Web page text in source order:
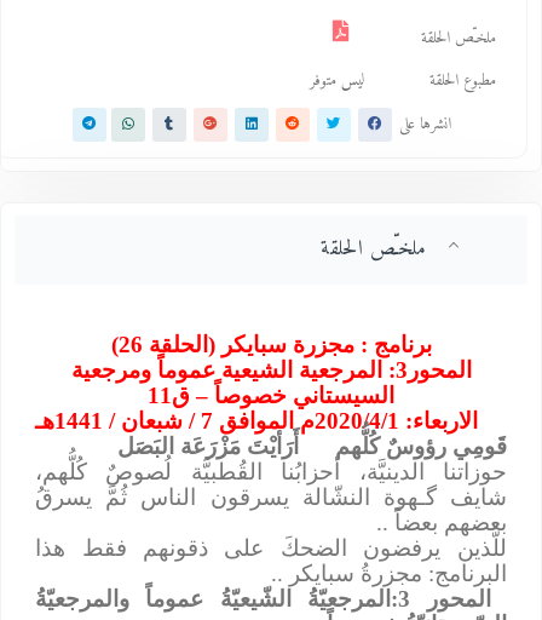
ملخـّص الحلقة
مطبوع الحلقة
ليس متوفر
انشرها على
ملخـّص الحلقة
برنامج : مجزرة سبايكر (الحلقة 26)
المحور3: المرجعية الشيعية عموماً ومرجعية
السيستاني خصوصاً – ق11
الاربعاء: 2020/4/1م الموافق 7 / شبعان / 1441هـ
قَومِي رؤوسٌ كُلُّهم
أَرَأيْتَ مَزْرَعَة البَصَل
حوزاتنا الدينيَّة، أحزابُنا القُطبيَّة لُصوصٌ كُلُّهم،
شايف ﮔـهوة النشّالة يسرقون الناس ثُمَّ يسرقُ
بعضهم بعضاً ..
للَّذين يرفضون الضحكَ على ذقونهم فقط هذا
البرنامج: مجزرةُ سبايكر ..
المحور 3:المرجعيّةُ الشّيعيّةُ عموماً والمرجعيّةُ